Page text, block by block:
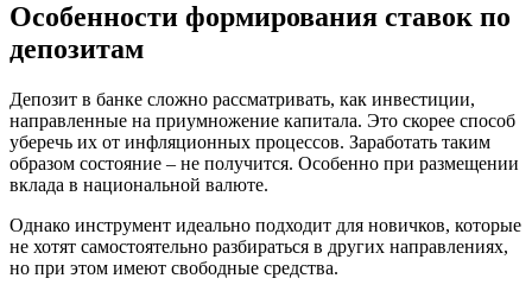
Особенности формирования ставок по
депозитам
Депозит в банке сложно рассматривать, как инвестиции,
направленные на приумножение капитала. Это скорее способ
уберечь их от инфляционных процессов. Заработать таким
образом состояние – не получится. Особенно при размещении
вклада в национальной валюте.
Однако инструмент идеально подходит для новичков, которые
не хотят самостоятельно разбираться в других направлениях,
но при этом имеют свободные средства.